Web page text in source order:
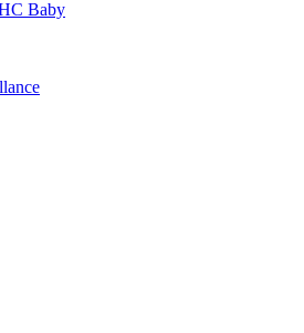
Baby